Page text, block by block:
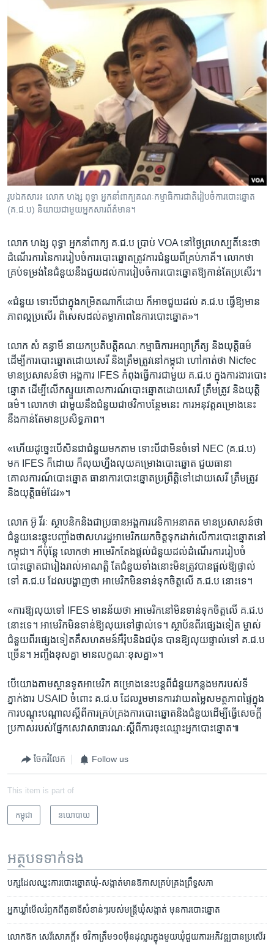
រូបឯកសារ៖ លោក ហង្ស ពុទ្ធា អ្នក​នាំពាក្យ​គណៈកម្មាធិការ​ជាតិ​រៀប​ចំការ​បោះ​ឆ្នោត​
(គ.ជ.ប) ​និយាយជាមួយអ្នក​សារ​ព័ត៌មាន។
លោក ហង្ស ពុទ្ធា អ្នកនាំពាក្យ​ គ.ជ.ប ប្រាប់​ VOA នៅ​ថ្ងៃ​ព្រហស្បតិ៍​នេះ​ថា
ដំណើរការ​នៃ​ការ​រៀបចំ​ការបោះឆ្នោត​ត្រូវ​ការ​ជំនួយ​ពី​គ្រប់​ភាគី។ លោក​ថា​
គ្រប់​ទម្រង់​នៃ​ជំនួយ​នឹង​ជួយ​ដល់​ការ​រៀបចំ​ការ​បោះឆ្នោត​ឱ្យ​កាន់​តែ​ប្រសើរ។
«ជំនួយ ទោះ​បី​ជា​ក្នុង​កម្រិត​ណា​ក៏ដោយ ​ក៏​អាច​ជួយ​ដល់​ គ.ជ.ប ធ្វើ​ឱ្យ​មាន​
ភាព​ល្អ​ប្រសើរ ពិសេស​ដល់​តម្លាភាព​នៃ​ការ​បោះឆ្នោត»។
លោក ​សំ គន្ធាមី ​នាយក​ប្រតិបត្តិ​គណៈកម្មាធិការ​អព្យាក្រឹត្យ​ និង​យុត្តិធម៌​
ដើម្បី​ការ​បោះឆ្នោត​ដោយ​សេរី​ និង​ត្រឹមត្រូវ​នៅ​កម្ពុជា​ ហៅ​កាត់​ថា​ Nicfec​
មាន​ប្រសាសន៍​ថា ​អង្គការ​ IFES ​កំពុង​ធ្វើ​ការ​ជាមួយ​ គ.ជ.ប ក្នុង​ការ​ងារ​បោះ​
ឆ្នោត ដើម្បី​លើកស្ទួយ​គោលការណ៍​បោះឆ្នោត​ដោយសេរី ត្រឹមត្រូវ និង​យុត្តិ
ធម៌។ លោក​ថា ជាមួយ​នឹង​ជំនួយ​ជា​ថវិកា​បន្ថែម​នេះ ការ​អនុវត្ត​គម្រោង​នេះ​
នឹង​កាន់​តែ​មាន​ប្រសិទ្ធភាព។
«ហើយ​ដូច្នេះ​បើ​សិន​ជា​ជំនួយ​មក​តាម​ ទោះ​បី​ជា​មិន​ចំ​ទៅ​ NEC (គ.ជ.ប)
មក​ IFES ក៏ដោយ ក៏​លុយ​ហ្នឹង​លុយ​គម្រោង​បោះឆ្នោត ជួយ​ធានា​
គោលការណ៍​បោះ​ឆ្នោត ធានា​ការ​បោះឆ្នោត​ប្រព្រឹត្តិ​ទៅ​ដោយ​សេរី​ ត្រឹមត្រូវ
និង​យុត្តិធម៌​ដែរ»។
លោក អ៊ូ វីរៈ ស្ថាបនិក​និង​ជា​ប្រធាន​អង្គការ​វេទិកា​អនាគត​ មាន​ប្រសាសន៍​ថា
ជំនួយ​នេះ​ឆ្លុះ​បញ្ចាំងថា​សហរដ្ឋ​អាមេរិក​យកចិត្ត​ទុកដាក់​លើ​ការ​បោះឆ្នោត​នៅ​
កម្ពុជា។ ក៏ប៉ុន្តែ លោក​ថា អាមេរិក​តែង​ផ្ដល់​ជំនួយ​ដល់​ដំណើរការ​រៀបចំ​
បោះឆ្នោត​ជា​រៀងរាល់​អាណត្តិ តែ​ជំនួយ​ទាំងនោះ​មិន​ត្រូវ​បាន​ផ្ដល់​ឱ្យ​ផ្ទាល់​
ទៅ​ គ.ជ.ប ដែល​បង្ហាញ​ថា អាមេរិក​មិន​ទាន់​ទុក​ចិត្ត​លើ​ គ.ជ.ប នោះ​ទេ។
«ការ​ឱ្យ​លុយ​ទៅ IFES មាន​ន័យ​ថា អាមេរិក​នៅ​មិន​ទាន់​ទុកចិត្ត​លើ​ គ.ជ.ប
នោះ​ទេ។ អាមេរិក​មិនទាន់​ឱ្យ​លុយ​ទៅ​ផ្ទាល់​ទេ។ ស្ថាប័ន​ពីរ​ផ្សេងទៀត ម្ចាស់​
ជំនួយ​ពីរ​ផ្សេង​ទៀត​គឺ​សហគមន៍​អឺរ៉ុប​និង​ជប៉ុន បាន​ឱ្យ​លុយ​ផ្ទាល់​ទៅ គ.ជ.ប
ច្រើន។ អញ្ចឹង​ខុសគ្នា មាន​លក្ខណៈ​ខុស​គ្នា»។
បើ​យោង​តាម​ស្ថានទូត​អាមេរិក គម្រោង​នេះបន្ត​ពី​ជំនួយ​កន្លង​មក​របស់​ទី
ភ្នាក់ងារ USAID ចំពោះ គ.ជ.ប ដែល​រួមមាន​ការ​វាយតម្លៃ​សមត្ថភាព​ផ្ទៃក្នុង
ការ​បណ្ដុះបណ្ដាល​ស្ដីពី​ការគ្រប់គ្រង​ការបោះឆ្នោត​និង​ជំនួយ​ដើម្បី​ធ្វើ​សេចក្ដី​
ប្រកាស​របស់​ផ្នែក​សេវា​សាធារណៈ​ស្ដីពី​ការ​ចុះឈ្មោះ​អ្នកបោះឆ្នោត៕
ចែករំលែក Follow us
This item is part of
កម្ពុជា នយោបាយ
អត្ថបទ​ទាក់ទង
បក្ស​ដែល​ឈ្នះ​ការបោះឆ្នោត​ឃុំ​-សង្កាត់​មាន​ឱកាស​គ្រប់គ្រង​​ព្រឹទ្ធសភា
អ្នក​ឃ្លាំមើល​រំឭក​ពី​តួនាទី​សំខាន់ៗ​របស់​មន្ត្រី​ឃុំសង្កាត់​ មុន​ការ​បោះឆ្នោត
លោក​ឱក សេរីសោភក្តិ៍៖ ​ថវិកា​ត្រឹម​១០ម៉ឺន​ដុល្លារ​ក្នុង​មួយ​ឃុំ​ជួយ​ការ​អភិវឌ្ឍ​បាន​ប្រសើរ